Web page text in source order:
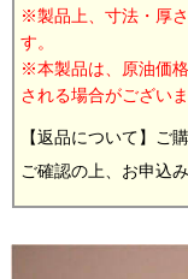
製品上、寸法・厚
す。
本製品は、原油価
される場合がございま
【返品について】ご
ご確認の上、お申込